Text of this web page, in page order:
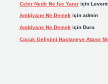
Cebir Nedir Ne Işe Yarariçin Levent
Ambiyane Ne Demekiçin admin
Ambiyane Ne Demek için Duru
Çocuk Gelişimi Hastaneye Atanır Mı